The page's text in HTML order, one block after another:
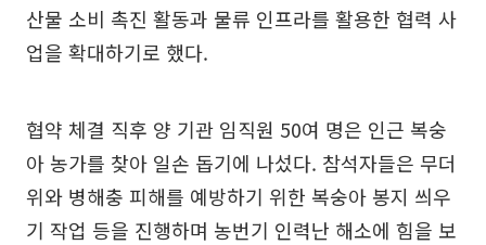
산물 소비 촉진 활동과 물류 인프라를 활용한 협력 사
업을 확대하기로 했다.
협약 체결 직후 양 기관 임직원 50여 명은 인근 복숭
아 농가를 찾아 일손 돕기에 나섰다. 참석자들은 무더
위와 병해충 피해를 예방하기 위한 복숭아 봉지 씌우
기 작업 등을 진행하며 농번기 인력난 해소에 힘을 보